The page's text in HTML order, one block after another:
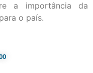
a importância da
o país.